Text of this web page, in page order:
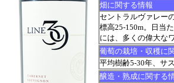
畑に関する情報
セントラルヴァレー
標高25-150m。日当
には、多くの偉大な
葡萄の栽培・収穫に
平均樹齢5-30年、サ
醸造・熟成に関する